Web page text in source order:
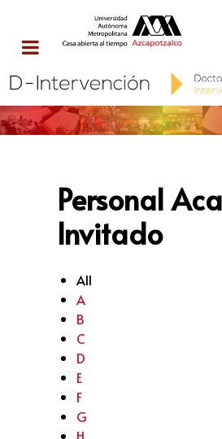
Personal
Invitado
All
A
B
C
D
E
F
G